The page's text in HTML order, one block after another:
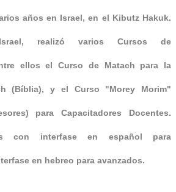
años en Israel, en el Kibutz Hakuk.
realizó varios Cursos de
ellos el Curso de Matach para la
(Bíblia), y el Curso "Morey Morim"
para Capacitadores Docentes.
con interfase en español para
en hebreo para avanzados.